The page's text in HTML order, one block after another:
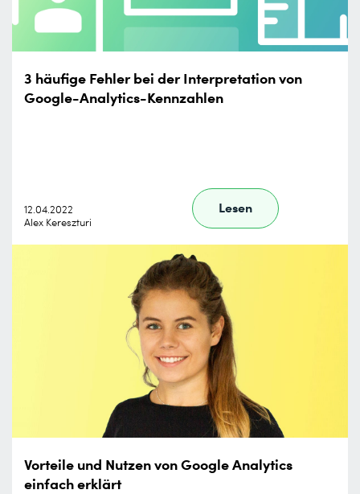
3 häufige Fehler bei der Interpretation von
Google-Analytics-Kennzahlen
12.04.2022
Alex Kereszturi
Lesen
Vorteile und Nutzen von Google Analytics
einfach erklärt